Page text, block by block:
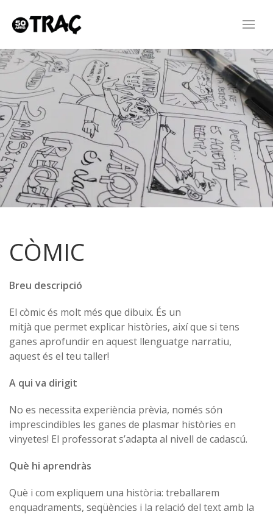
CÒMIC
Breu descripció
El còmic és molt més que dibuix. És un
mitjà que permet explicar històries, així que si tens
ganes aprofundir en aquest llenguatge narratiu,
aquest és el teu taller!
A qui va dirigit
No es necessita experiència prèvia, només són
imprescindibles les ganes de plasmar històries en
vinyetes! El professorat s’adapta al nivell de cadascú.
Què hi aprendràs
Què i com expliquem una història: treballarem
enquadraments, seqüències i la relació del text amb la